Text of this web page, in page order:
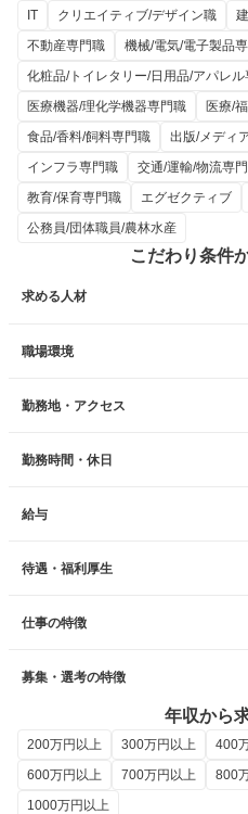
IT
クリエイティブ/デザイン職
不動産専門職
機械/電気/電子製品
化粧品/トイレタリー/日用品/アパレル
医療機器/理化学機器専門職
医療/
食品/香料/飼料専門職
出版/メディ
インフラ専門職
交通/運輸/物流専
教育/保育専門職
エグゼクティブ
公務員/団体職員/農林水産
こだわり条件
求める人材
職場環境
勤務地・アクセス
勤務時間・休日
給与
待遇・福利厚生
仕事の特徴
募集・選考の特徴
年収から
200万円以上 300万円以上 400
600万円以上
700万円以上 800
1000万円以上